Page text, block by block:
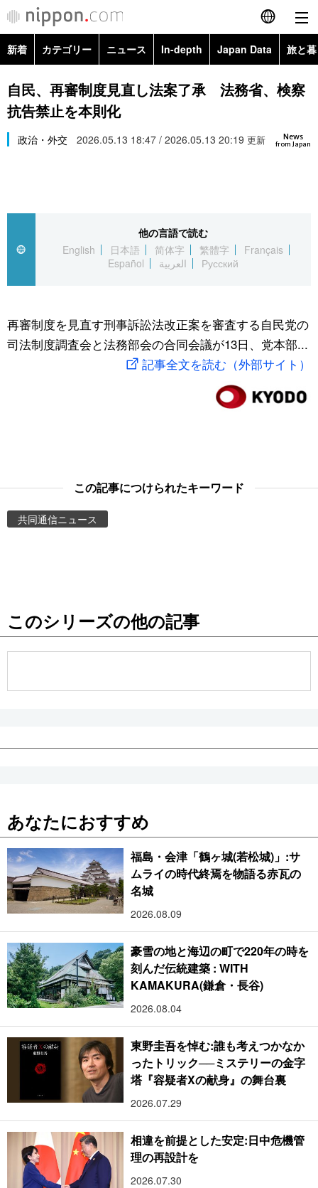
English
简体字
Русский
カテゴリー
経済・ビジネス
国際
文化
トップ
アーカイブ
In-depth
Japan Data
動画/Live
お知らせ
新着 カテゴリー ニュース In-depth Japan Data 旅と
政治・外交
経済・ビジネス
スポーツ・東京2020
Topics
自民、再審制度見直し法案了承 法務省、検察
抗告禁止を本則化
News
from Japan
政治・外交 2026.05.13 18:47 / 2026.05.13 20:19 更新
他の言語で読む
English
日本語 简体字 繁體字
Français
Español
العربية Русский
再審制度を見直す刑事訴訟法改正案を審査する自民党の
司法制度調査会と法務部会の合同会議が13日、党本部...
記事全文を読む（外部サイト）
この記事につけられたキーワード
共同通信ニュース
このシリーズの他の記事
あなたにおすすめ
福島・会津「鶴ヶ城(若松城)」:サ
ムライの時代終焉を物語る赤瓦の
名城
2026.08.09
豪雪の地と海辺の町で220年の時を
刻んだ伝統建築 : WITH
KAMAKURA(鎌倉・長谷)
2026.08.04
東野圭吾を悼む:誰も考えつかなか
ったトリック──ミステリーの金字
塔『容疑者Xの献身』の舞台裏
2026.07.29
相違を前提とした安定:日中危機管
理の再設計を
2026.07.30